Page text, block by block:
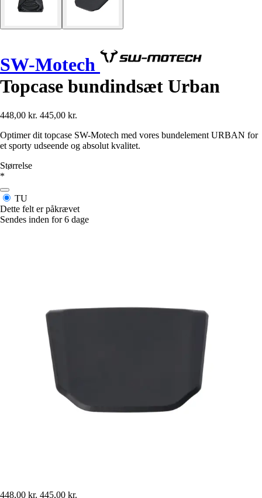
SW-Motech
Topcase bundindsæt Urban
448,00 kr. 445,00 kr.
Optimer dit topcase SW-Motech med vores bundelement URBAN for
et sporty udseende og absolut kvalitet.
Størrelse
*
TU
Dette felt er påkrævet
Sendes inden for 6 dage
448,00 kr. 445,00 kr.